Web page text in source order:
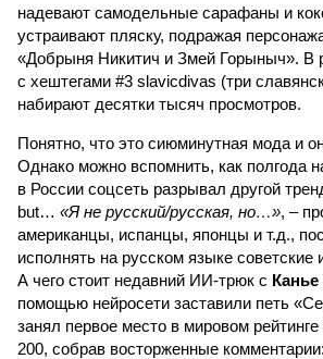
надевают самодельные сарафаны и
устраивают пляску, подражая
«Добрыня Никитич и Змей Горыныч». В
с хештегами #3 slavicdivas (три
набирают десятки тысяч просмотров.
Понятно, что это сиюминутная мода и
Однако можно вспомнить, как полгода
в России соцсеть разрывал другой
but… «Я не русский/русская, но…», –
американцы, испанцы, японцы и т.д.,
исполнять на русском языке советские
А чего стоит недавний ИИ-трюк с Канье
помощью нейросети заставили петь
занял первое место в мировом
200, собрав восторженные